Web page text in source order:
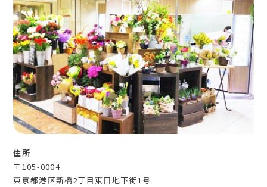
住所
〒105-0004
東京都港区新橋2丁目東口地下街1号